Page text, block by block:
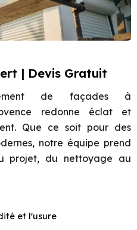
| Devis Gratuit
de façades à
redonne éclat et
Que ce soit pour des
notre équipe prend
projet, du nettoyage au
et l'usure